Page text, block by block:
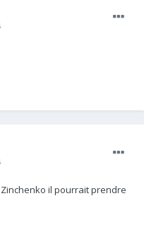
il pourrait prendre